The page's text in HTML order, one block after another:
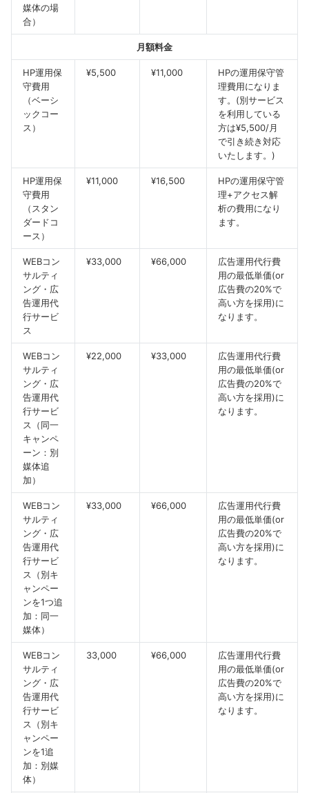
媒体の場
合）
月額料金
HP運用保
守費用
（ベーシ
ックコー
ス）
¥5,500 ¥11,000
HPの運用保守管
理費用になりま
す。(別サービス
を利用している
方は¥5,500/月
で引き続き対応
いたします。)
HP運用保
守費用
（スタン
ダードコ
ース）
¥11,000 ¥16,500
HPの運用保守管
理+アクセス解
析の費用になり
ます。
WEBコン
サルティ
ング・広
告運用代
行サービ
ス
¥33,000 ¥66,000
広告運用代行費
用の最低単価(or
広告費の20%で
高い方を採用)に
なります。
WEBコン
サルティ
ング・広
告運用代
行サービ
ス（同一
キャンペ
ーン：別
媒体追
加）
¥22,000 ¥33,000
広告運用代行費
用の最低単価(or
広告費の20%で
高い方を採用)に
なります。
WEBコン
サルティ
ング・広
告運用代
行サービ
ス（別キ
ャンペー
ンを1つ追
加：同一
媒体）
¥33,000 ¥66,000
広告運用代行費
用の最低単価(or
広告費の20%で
高い方を採用)に
なります。
WEBコン
サルティ
ング・広
告運用代
行サービ
ス（別キ
ャンペー
ンを1追
加：別媒
体）
33,000 ¥66,000
広告運用代行費
用の最低単価(or
広告費の20%で
高い方を採用)に
なります。